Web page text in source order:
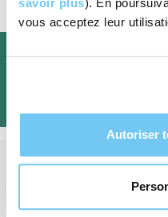
vous acceptez leur
Autoriser
JOIN US FOR WELLNESS